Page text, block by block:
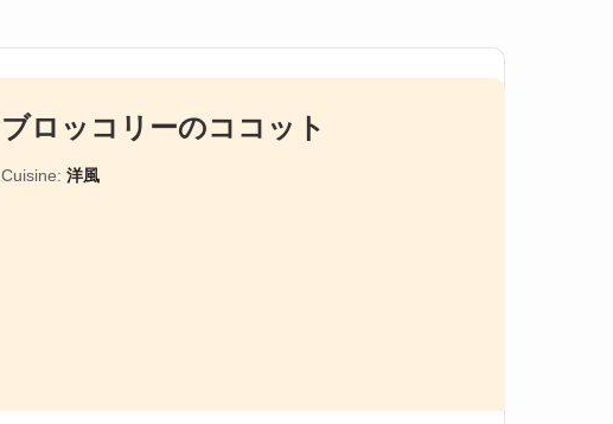
ブロッコリーのココット
Cuisine: 洋風